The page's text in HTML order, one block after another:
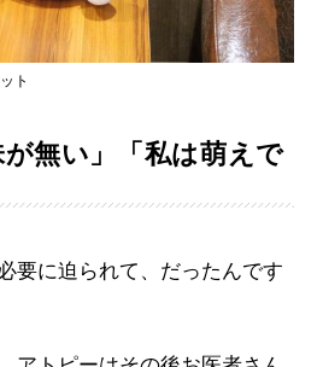
ト
が無い」「私は萌えで
に迫られて、だったんです